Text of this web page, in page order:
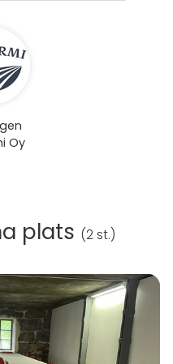
Oy
plats (2 st.)